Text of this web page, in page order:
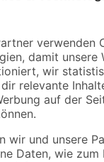
Angebote und